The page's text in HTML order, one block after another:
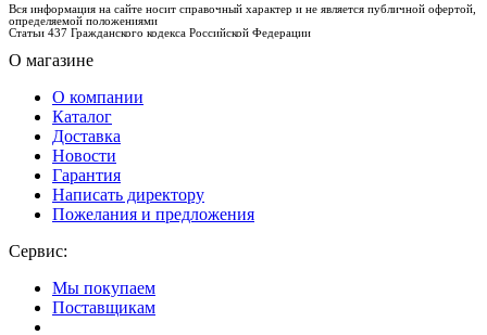
Вся информация на сайте носит справочный характер и не является публичной офертой,
определяемой положениями
Статьи 437 Гражданского кодекса Российской Федерации
О магазине
О компании
Каталог
Доставка
Новости
Гарантия
Написать директору
Пожелания и предложения
Сервис:
Мы покупаем
Поставщикам